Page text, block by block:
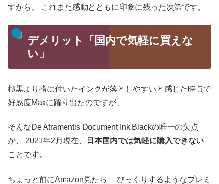
すから、 これまた感動とともに印象に残った次第です。
デメリット「国内で気軽に買えな
い」
極黒より指に付いたインクが落としやすいと感じた時点で
好感度Maxに躍り出たのですが、
そんなDe Atramentis Document Ink Blackの唯一の欠点
が、
2021年2月現在、
日本国内では気軽に購入できない
ことです。
ちょっと前にAmazon見たら、
びっくりするようなプレミ